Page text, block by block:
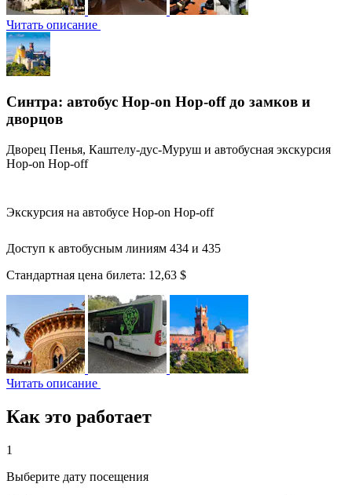
Читать описание
Синтра: автобус Hop-on Hop-off до замков и
дворцов
Дворец Пенья, Каштелу-дус-Муруш и автобусная экскурсия
Hop-on Hop-off
Экскурсия на автобусе Hop-on Hop-off
Доступ к автобусным линиям 434 и 435
Стандартная цена билета: 12,63 $
Читать описание
Как это работает
1
Выберите дату посещения